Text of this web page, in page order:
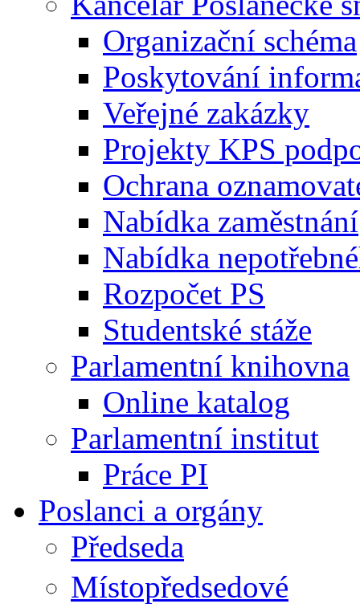
Organizační schéma
Poskytování
Veřejné zakázky
Projekty KPS
Ochrana
Nabídka zaměstnání
Nabídka
Rozpočet PS
Studentské stáže
Parlamentní knihovna
Online katalog
Parlamentní institut
Práce PI
Poslanci a orgány
Předseda
Místopředsedové